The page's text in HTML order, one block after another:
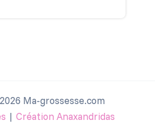
Ma-grossesse.com
| Création Anaxandridas